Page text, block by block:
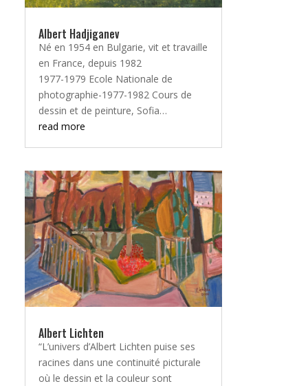
Albert Hadjiganev
Né en 1954 en Bulgarie, vit et travaille
en France, depuis 1982
1977-1979 Ecole Nationale de
photographie-1977-1982 Cours de
dessin et de peinture, Sofia…
read more
Albert Lichten
“L’univers d’Albert Lichten puise ses
racines dans une continuité picturale
où le dessin et la couleur sont